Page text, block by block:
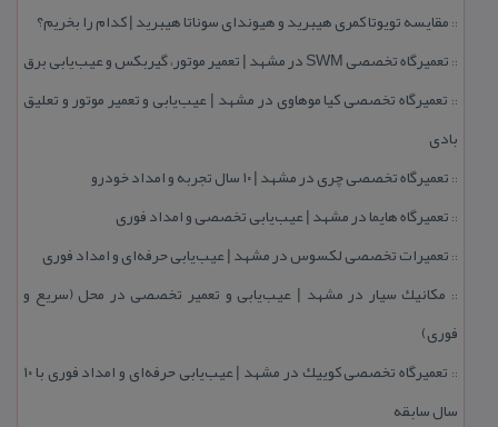
:: مقایسه تویوتا كمری هیبرید و هیوندای سوناتا هیبرید | كدام را بخریم؟
:: تعمیرگاه تخصصی SWM در مشهد | تعمیر موتور، گیربكس و عیب‌یابی برق
:: تعمیرگاه تخصصی كیا موهاوی در مشهد | عیب‌یابی و تعمیر موتور و تعلیق
بادی
:: تعمیرگاه تخصصی چری در مشهد | ۱۰ سال تجربه و امداد خودرو
:: تعمیرگاه هایما در مشهد | عیب‌یابی تخصصی و امداد فوری
:: تعمیرات تخصصی لكسوس در مشهد | عیب‌یابی حرفه‌ای و امداد فوری
:: مكانیك سیار در مشهد | عیب‌یابی و تعمیر تخصصی در محل (سریع و
فوری)
::
تعمیرگاه تخصصی كوییك در مشهد | عیب‌یابی حرفه‌ای و امداد فوری با ۱۰
سال سابقه